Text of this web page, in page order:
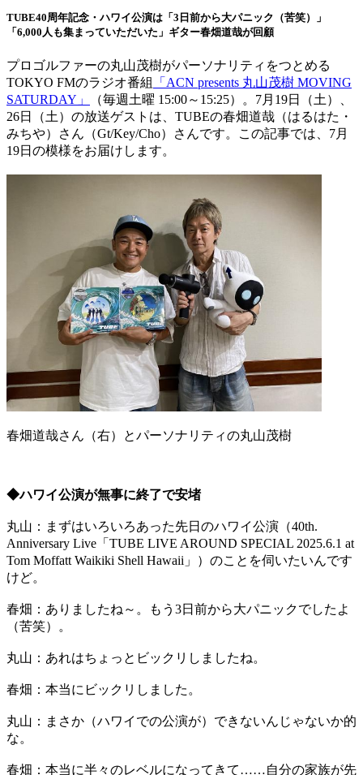
TUBE40周年記念・ハワイ公演は「3日前から大パニック（苦笑）」
「6,000人も集まっていただいた」ギター春畑道哉が回顧
プロゴルファーの丸山茂樹がパーソナリティをつとめる
TOKYO FMのラジオ番組
「ACN presents 丸山茂樹 MOVING
SATURDAY」
（毎週土曜 15:00～15:25）。7月19日（土）、
26日（土）の放送ゲストは、TUBEの春畑道哉（はるはた・
みちや）さん（Gt/Key/Cho）さんです。この記事では、7月
19日の模様をお届けします。
春畑道哉さん（右）とパーソナリティの丸山茂樹
◆ハワイ公演が無事に終了で安堵
丸山：まずはいろいろあった先日のハワイ公演（40th.
Anniversary Live「TUBE LIVE AROUND SPECIAL 2025.6.1 at
Tom Moffatt Waikiki Shell Hawaii」）のことを伺いたいんです
けど。
春畑：ありましたね～。もう3日前から大パニックでしたよ
（苦笑）。
丸山：あれはちょっとビックリしましたね。
春畑：本当にビックリしました。
丸山：まさか（ハワイでの公演が）できないんじゃないか的
な。
春畑：本当に半々のレベルになってきて……自分の家族が先